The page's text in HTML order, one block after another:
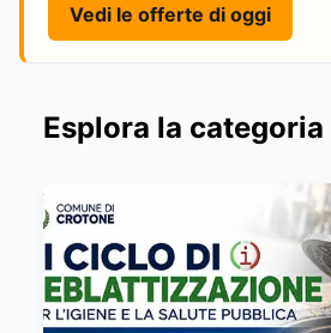
Vedi le offerte di oggi
Esplora la categoria